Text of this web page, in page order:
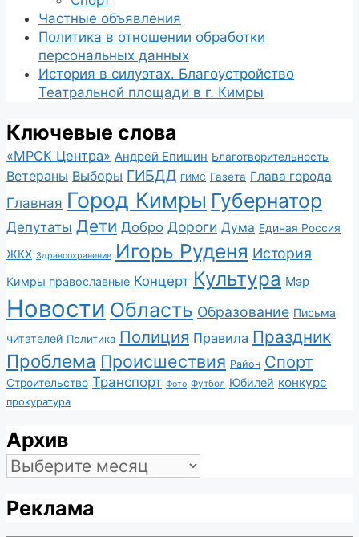
Частные объявления
Политика в отношении обработки
персональных данных
История в силуэтах. Благоустройство
Театральной площади в г. Кимры
Ключевые слова
«МРСК Центра» Андрей Епишин Благотворительность
Ветераны Выборы ГИБДД ГИМС Газета Глава города
Главная Город Кимры Губернатор
Депутаты Дети Добро Дороги Дума Единая Россия
ЖКХ Здравоохранение Игорь Руденя История
Кимры православные Концерт Культура Мэр
Новости Область Образование Письма
читателей Политика Полиция Правила Праздник
Проблема Происшествия Район Спорт
Строительство Транспорт Фото Футбол Юбилей конкурс
прокуратура
Архив
Архив
Реклама